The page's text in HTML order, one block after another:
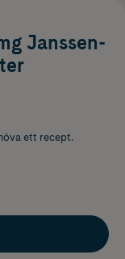
Janssen-
ett recept.